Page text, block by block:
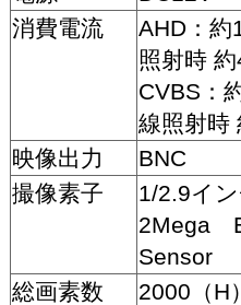
消費電流
AHD：
照射時 約
CVBS：
線照射時
映像出力
BNC
撮像素子
1/2.9イ
2Mega
Sensor
総画素数
2000（H